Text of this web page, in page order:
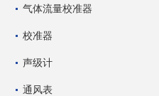
气体流量校准器
校准器
声级计
通风表